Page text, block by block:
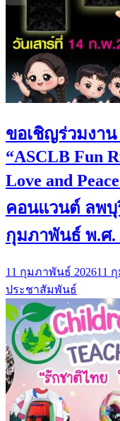
ขอเชิญร่วมงาน
“ASCLB Fun
Love and
คอนแวนต์ ลพบุ
กุมภาพันธ์ พ.ศ.
11 กุมภาพันธ์ 202611
ประชาสัมพันธ์